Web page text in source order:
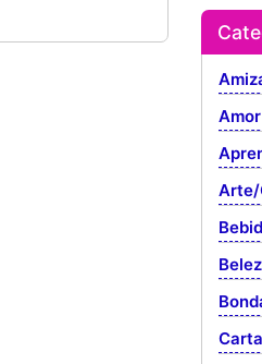
Amor
Arte/